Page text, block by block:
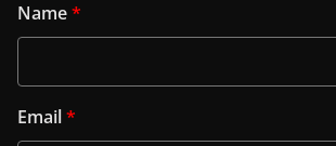
Name*
Email*